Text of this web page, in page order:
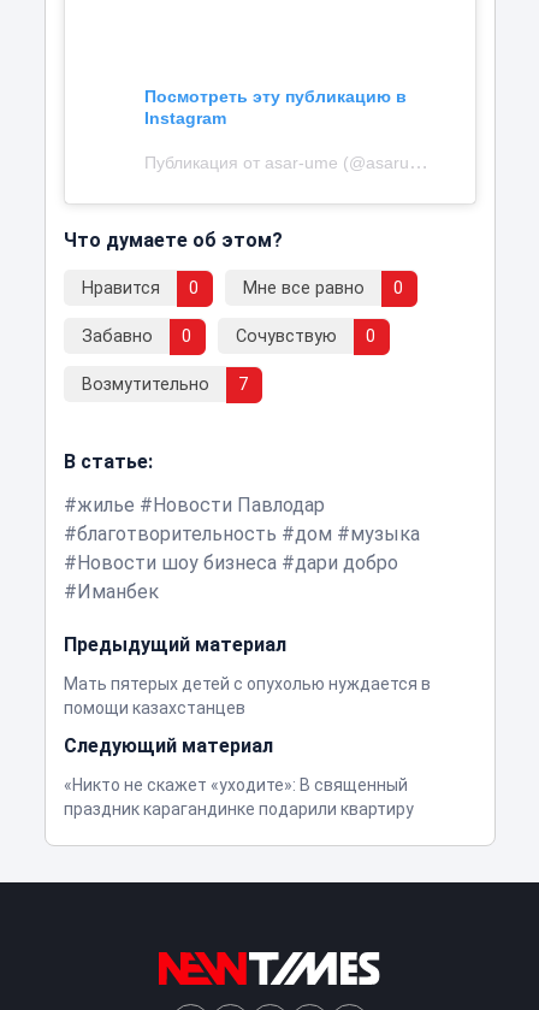
Посмотреть эту публикацию в
Instagram
Публикация от asar-ume (@asarume_kz)
Что думаете об этом?
Нравится 0 Мне все равно 0
Забавно 0 Сочувствую 0
Возмутительно 7
В статье:
жилье
Новости Павлодар
благотворительность
дом
музыка
Новости шоу бизнеса
дари добро
Иманбек
Предыдущий материал
Мать пятерых детей с опухолью нуждается в
помощи казахстанцев
Следующий материал
«Никто не скажет «уходите»: В священный
праздник карагандинке подарили квартиру